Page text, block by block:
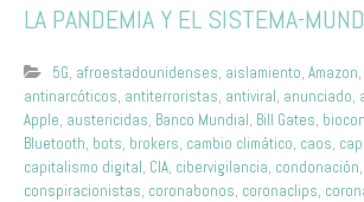
LA PANDEMIA Y EL SISTEMA-
5G, afroestadounidenses, aislamiento, Amazon,
antinarcóticos, antiterroristas, antiviral, anunciado,
Apple, austericidas, Banco Mundial, Bill Gates,
Bluetooth, bots, brokers, cambio climático, caos,
capitalismo digital, CIA, cibervigilancia, condonación,
conspiracionistas, coronabonos, coronaclips,